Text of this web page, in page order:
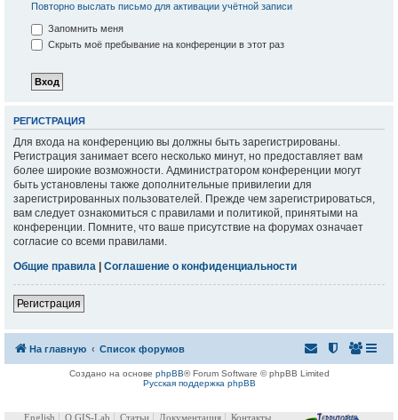
Повторно выслать письмо для активации учётной записи
Запомнить меня
Скрыть моё пребывание на конференции в этот раз
РЕГИСТРАЦИЯ
Для входа на конференцию вы должны быть зарегистрированы.
Регистрация занимает всего несколько минут, но предоставляет вам
более широкие возможности. Администратором конференции могут
быть установлены также дополнительные привилегии для
зарегистрированных пользователей. Прежде чем зарегистрироваться,
вам следует ознакомиться с правилами и политикой, принятыми на
конференции. Помните, что ваше присутствие на форумах означает
согласие со всеми правилами.
Общие правила | Соглашение о конфиденциальности
Регистрация
На главную Список форумов
Создано на основе phpBB® Forum Software © phpBB Limited
Русская поддержка phpBB
English О GIS-Lab Статьи Документация Контакты